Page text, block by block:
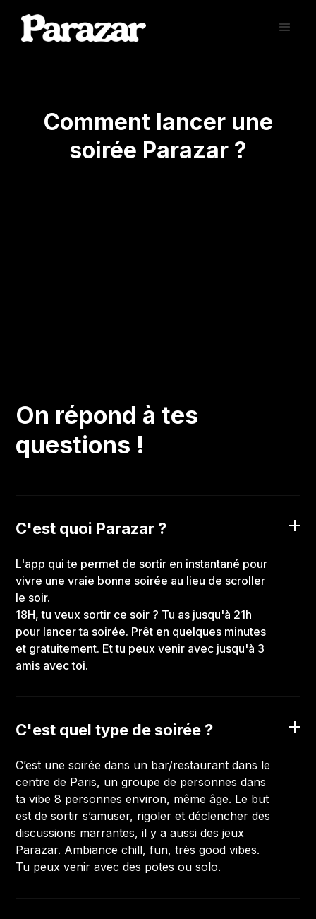
Comment lancer une
soirée Parazar ?
On répond à tes
questions !
C'est quoi Parazar ?
L'app qui te permet de sortir en instantané pour
vivre une vraie bonne soirée au lieu de scroller
le soir.
18H, tu veux sortir ce soir ? Tu as jusqu'à 21h
pour lancer ta soirée. Prêt en quelques minutes
et gratuitement. Et tu peux venir avec jusqu'à 3
amis avec toi.
C'est quel type de soirée ?
C’est une soirée dans un bar/restaurant dans le
centre de Paris, un groupe de personnes dans
ta vibe 8 personnes environ, même âge. Le but
est de sortir s’amuser, rigoler et déclencher des
discussions marrantes, il y a aussi des jeux
Parazar. Ambiance chill, fun, très good vibes.
Tu peux venir avec des potes ou solo.